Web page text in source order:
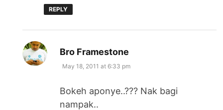
REPLY
Bro Framestone
May 18, 2011 at 6:33 pm
Bokeh aponye..??? Nak bagi
nampak..